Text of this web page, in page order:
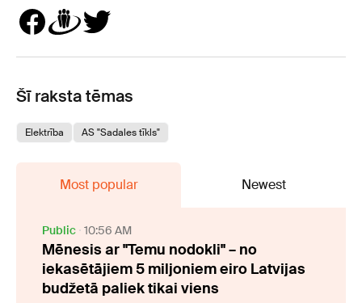
Šī raksta tēmas
Elektrība AS "Sadales tīkls"
Most popular Newest
Public 10:56 AM
Mēnesis ar "Temu nodokli" – no
iekasētājiem 5 miljoniem eiro Latvijas
budžetā paliek tikai viens